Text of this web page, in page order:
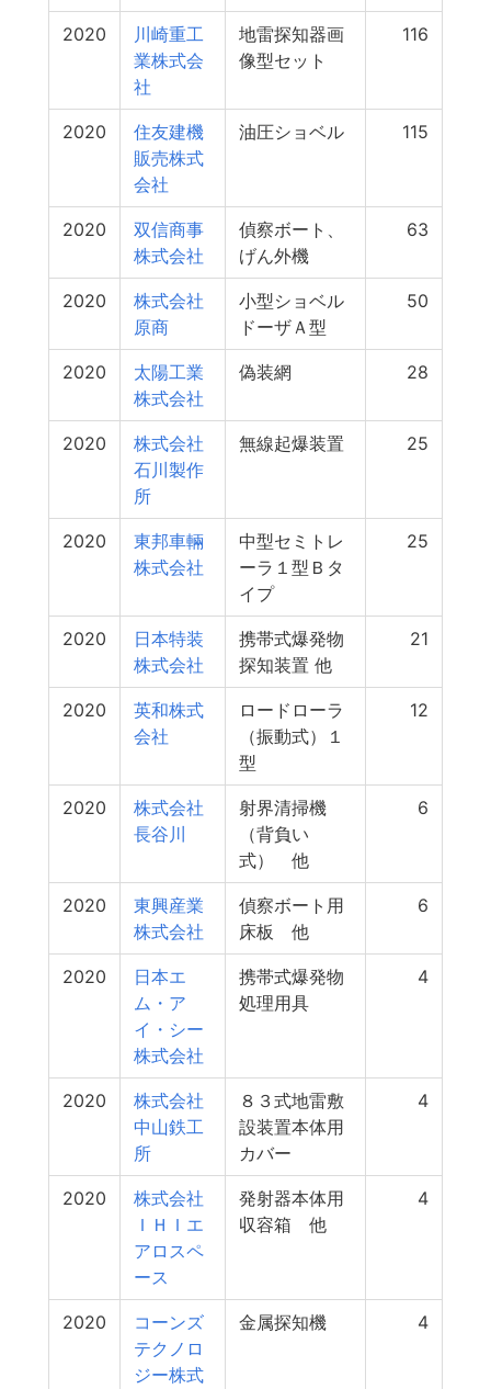
2020
川崎重工
業株式会
社
地雷探知器画
像型セット
116
2020
住友建機
販売株式
会社
油圧ショベル 115
2020
双信商事
株式会社
偵察ボート、
げん外機
63
2020
株式会社
原商
小型ショベル
ドーザＡ型
50
2020
太陽工業
株式会社
偽装網 28
2020
株式会社
石川製作
所
無線起爆装置 25
2020
東邦車輛
株式会社
中型セミトレ
ーラ１型Ｂタ
イプ
25
2020
日本特装
株式会社
携帯式爆発物
探知装置 他
21
2020
英和株式
会社
ロードローラ
（振動式）１
型
12
2020
株式会社
長谷川
射界清掃機
（背負い
式） 他
6
2020
東興産業
株式会社
偵察ボート用
床板 他
6
2020
日本エ
ム・ア
イ・シー
株式会社
携帯式爆発物
処理用具
4
2020
株式会社
中山鉄工
所
８３式地雷敷
設装置本体用
カバー
4
2020
株式会社
ＩＨＩエ
アロスペ
ース
発射器本体用
収容箱 他
4
2020
コーンズ
テクノロ
ジー株式
金属探知機 4